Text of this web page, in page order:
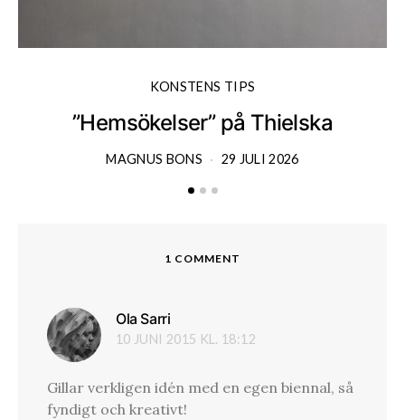
KONSTENS TIPS
”Hemsökelser” på Thielska
MAGNUS BONS 29 JULI 2026
1 COMMENT
Ola Sarri
10 JUNI 2015 KL. 18:12
Gillar verkligen idén med en egen biennal, så
fyndigt och kreativt!